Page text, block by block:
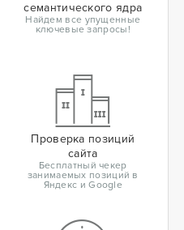
семантического ядра
Найдем все упущенные
ключевые запросы!
Проверка позиций
сайта
Бесплатный чекер
занимаемых позиций в
Яндекс и Google